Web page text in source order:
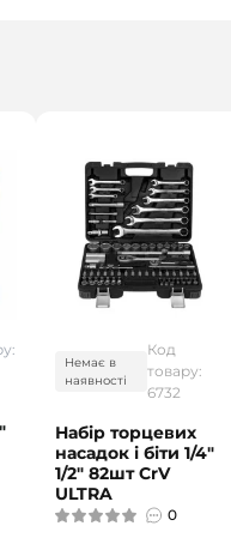
Немає в
наявності
Код
товару:
6732
Набір торцевих
насадок і біти 1/4"
1/2" 82шт CrV
ULTRA
0